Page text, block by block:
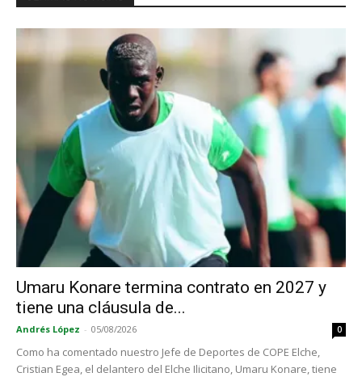
Umaru Konare termina contrato en 2027 y
tiene una cláusula de...
Andrés López - 05/08/2026 0
Como ha comentado nuestro Jefe de Deportes de COPE Elche,
Cristian Egea, el delantero del Elche Ilicitano, Umaru Konare, tiene